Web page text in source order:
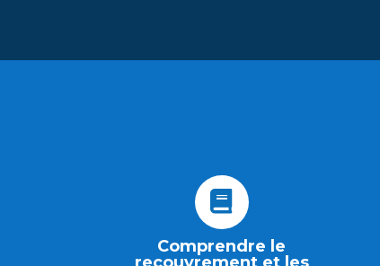
Comprendre le